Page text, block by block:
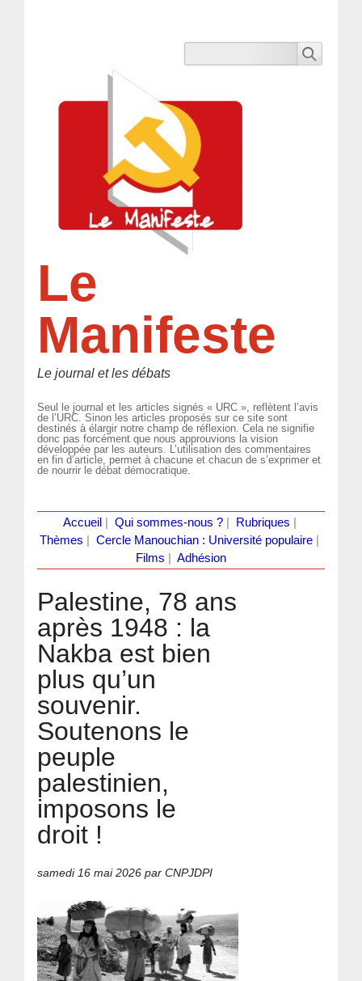
Le
Manifeste
Le journal et les débats
Seul le journal et les articles signés « URC », reflètent l’avis
de l’URC. Sinon les articles proposés sur ce site sont
destinés à élargir notre champ de réflexion. Cela ne signifie
donc pas forcément que nous approuvions la vision
développée par les auteurs. L’utilisation des commentaires
en fin d’article, permet à chacune et chacun de s’exprimer et
de nourrir le débat démocratique.
Accueil Qui sommes-nous ?| Rubriques
Thèmes
Cercle Manouchian : Université populaire
Films
Adhésion
Palestine, 78 ans
après 1948 : la
Nakba est bien
plus qu’un
souvenir.
Soutenons le
peuple
palestinien,
imposons le
droit !
samedi 16 mai 2026 par CNPJDPI